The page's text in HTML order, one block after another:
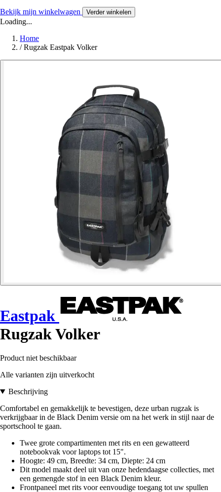
Bekijk mijn winkelwagen Verder winkelen
Loading...
Home
/ Rugzak Eastpak Volker
Eastpak
Rugzak Volker
Product niet beschikbaar
Alle varianten zijn uitverkocht
Beschrijving
Comfortabel en gemakkelijk te bevestigen, deze urban rugzak is
verkrijgbaar in de Black Denim versie om na het werk in stijl naar de
sportschool te gaan.
Twee grote compartimenten met rits en een gewatteerd
notebookvak voor laptops tot 15".
Hoogte: 49 cm, Breedte: 34 cm, Diepte: 24 cm
Dit model maakt deel uit van onze hedendaagse collecties, met
een gemengde stof in een Black Denim kleur.
Frontpaneel met rits voor eenvoudige toegang tot uw spullen